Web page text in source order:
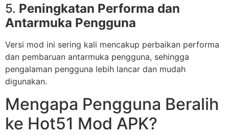
5. Peningkatan Performa dan
Antarmuka Pengguna
Versi mod ini sering kali mencakup perbaikan performa
dan pembaruan antarmuka pengguna, sehingga
pengalaman pengguna lebih lancar dan mudah
digunakan.
Mengapa Pengguna Beralih
ke Hot51 Mod APK?